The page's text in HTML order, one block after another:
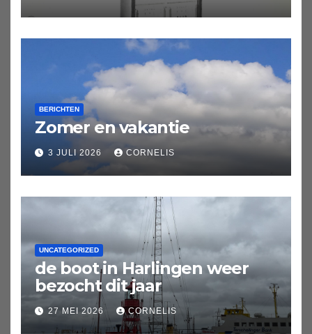
BERICHTEN
Zomer en vakantie
3 JULI 2026 CORNELIS
UNCATEGORIZED
de boot in Harlingen weer
bezocht dit jaar
27 MEI 2026 CORNELIS